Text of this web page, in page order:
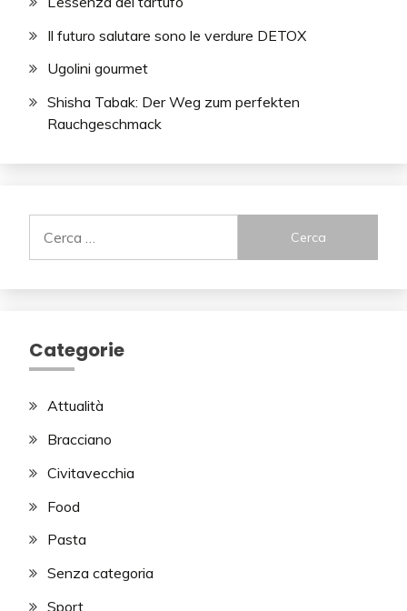
Il futuro salutare sono le verdure DETOX
Ugolini gourmet
Shisha Tabak: Der Weg zum perfekten
Rauchgeschmack
per:
Categorie
Attualità
Bracciano
Civitavecchia
Food
Pasta
Senza categoria
Sport